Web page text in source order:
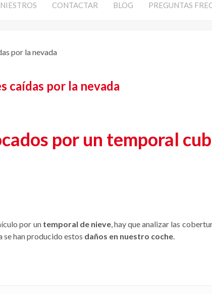
CONTACTAR BLOG PREGUNTAS
por la nevada
caídas por la nevada
por un temporal
por un temporal de nieve, hay que analizar las
se han producido estos daños en nuestro coche.